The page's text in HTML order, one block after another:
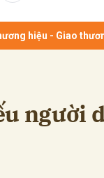
hiệu - Giao
người